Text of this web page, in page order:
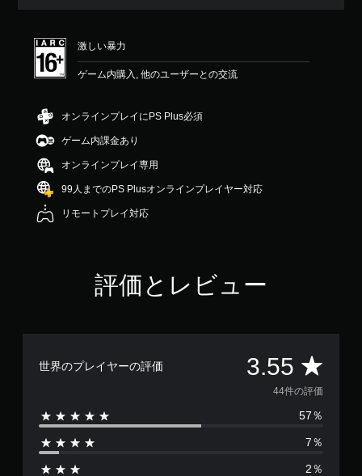
は
段
中
の
3
5
5
で
す
激しい暴力
ゲーム内購入, 他のユーザーとの交流
オンラインプレイにPS Plus必須
ゲーム内課金あり
オンラインプレイ専用
99人までのPS Plusオンラインプレイヤー対応
リモートプレイ対応
評価とレビュー
世界のプレイヤーの評価 3.55 評
価
数
は
44件の評価
57％
7％
2％